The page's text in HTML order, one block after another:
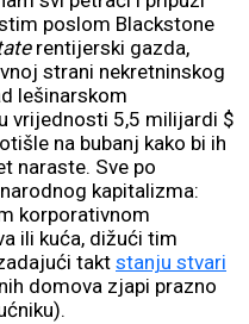
poslom Blackstone
rentijerski gazda,
strani nekretninskog
lešinarskom
vrijednosti 5,5 milijardi $
na bubanj kako bi ih
naraste. Sve po
kapitalizma:
korporativnom
ili kuća, dižući tim
takt stanju stvari
domova zjapi prazno